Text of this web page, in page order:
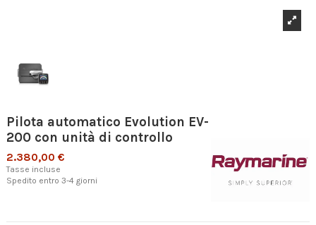
Pilota automatico Evolution EV-
200 con unità di controllo
2.380,00 €
Tasse incluse
Spedito entro 3-4 giorni